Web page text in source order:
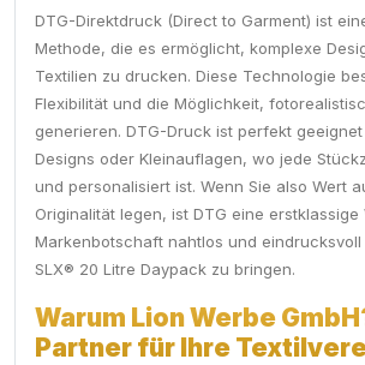
DTG-Direktdruck (Direct to Garment) ist
Methode, die es ermöglicht, komplexe
Textilien zu drucken. Diese Technologie
Flexibilität und die Möglichkeit,
generieren. DTG-Druck ist perfekt
Designs oder Kleinauflagen, wo jede
und personalisiert ist. Wenn Sie also Wert
Originalität legen, ist DTG eine erstklassige
Markenbotschaft nahtlos und
SLX® 20 Litre Daypack zu bringen.
Warum Lion Werbe
Partner für Ihre